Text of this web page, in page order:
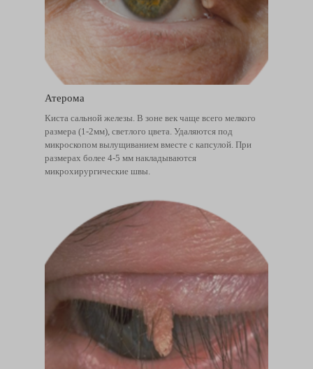
Атерома
Киста сальной железы. В зоне век чаще всего мелкого
размера (1-2мм), светлого цвета. Удаляются под
микроскопом вылущиванием вместе с капсулой. При
размерах более 4-5 мм накладываются
микрохирургические швы.